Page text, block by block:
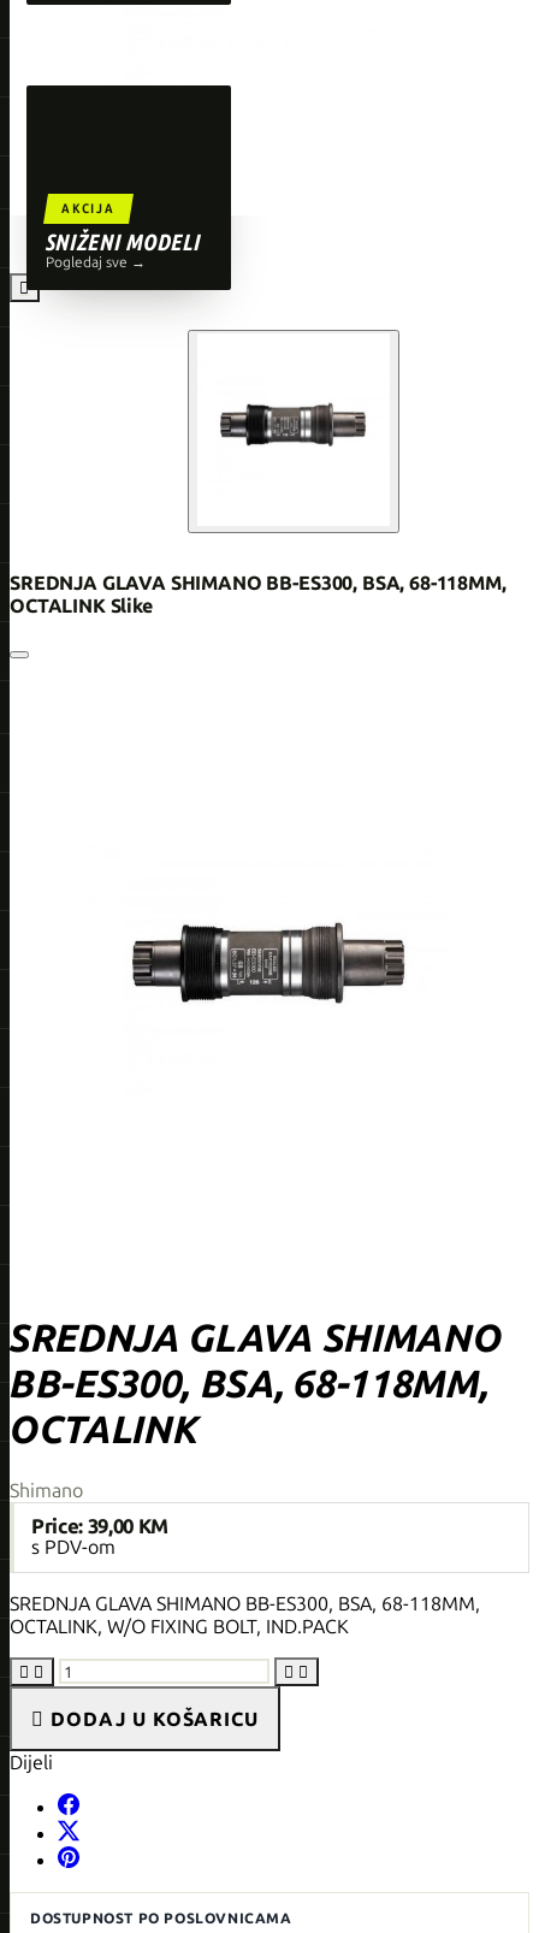
AKCIJA
SNIŽENI MODELI
Pogledaj sve →

SREDNJA GLAVA SHIMANO BB-ES300, BSA, 68-118MM,
OCTALINK Slike
SREDNJA GLAVA SHIMANO
BB-ES300, BSA, 68-118MM,
OCTALINK
Shimano
Price: 39,00 KM
s PDV-om
SREDNJA GLAVA SHIMANO BB-ES300, BSA, 68-118MM,
OCTALINK, W/O FIXING BOLT, IND.PACK
   
 DODAJ U KOŠARICU
Dijeli
DOSTUPNOST PO POSLOVNICAMA